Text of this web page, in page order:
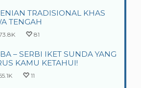
TRADISIONAL KHAS
TENGAH
81
– SERBI IKET SUNDA YANG
KAMU KETAHUI!
11